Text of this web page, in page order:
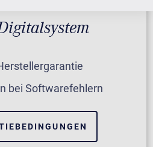
bei Softwarefehlern